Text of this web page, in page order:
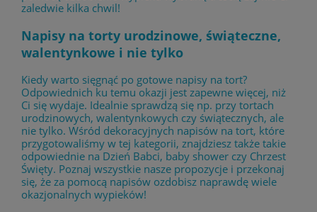
zaledwie kilka chwil!
Napisy na torty urodzinowe, świąteczne,
walentynkowe i nie tylko
Kiedy warto sięgnąć po gotowe napisy na tort?
Odpowiednich ku temu okazji jest zapewne więcej, niż
Ci się wydaje. Idealnie sprawdzą się np. przy tortach
urodzinowych, walentynkowych czy świątecznych, ale
nie tylko. Wśród dekoracyjnych napisów na tort, które
przygotowaliśmy w tej kategorii, znajdziesz także takie
odpowiednie na Dzień Babci, baby shower czy Chrzest
Święty. Poznaj wszystkie nasze propozycje i przekonaj
się, że za pomocą napisów ozdobisz naprawdę wiele
okazjonalnych wypieków!